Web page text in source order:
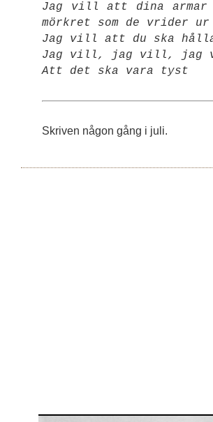
Jag vill att dina armar
mörkret som de vrider
Jag vill att du ska
Jag vill, jag vill, jag
Att det ska vara tyst
Skriven någon gång i juli.